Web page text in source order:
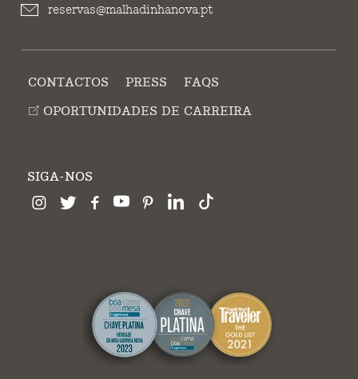
reservas@malhadinhanova.pt
CONTACTOS PRESS
FAQS
OPORTUNIDADES DE CARREIRA
SIGA-NOS